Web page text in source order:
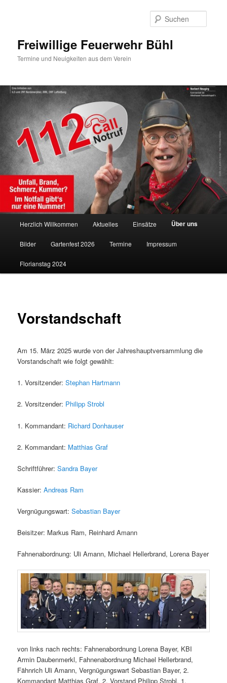
Freiwillige Feuerwehr Bühl
Termine und Neuigkeiten aus dem Verein
Herzlich Willkommen Aktuelles Einsätze Über uns
Bilder Gartenfest 2026 Termine Impressum
Florianstag 2024
Vorstandschaft
Am 15. März 2025 wurde von der Jahreshauptversammlung die
Vorstandschaft wie folgt gewählt:
1. Vorsitzender:Stephan Hartmann
2. Vorsitzender: Philipp Strobl
1. Kommandant: Richard Donhauser
2. Kommandant: Matthias Graf
Schriftführer:Sandra Bayer
Kassier:Andreas Ram
Vergnügungswart:Sebastian Bayer
Beisitzer: Markus Ram, Reinhard Amann
Fahnenabordnung: Uli Amann, Michael Hellerbrand, Lorena Bayer
von links nach rechts: Fahnenabordnung Lorena Bayer, KBI
Armin Daubenmerkl, Fahnenabordnung Michael Hellerbrand,
Fähnrich Uli Amann, Vergnügungswart Sebastian Bayer, 2.
Kommandant Matthias Graf, 2. Vorstand Philipp Strobl, 1.